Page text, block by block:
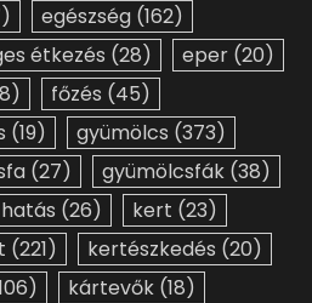
egészség (162)
étkezés (28) eper (20)
főzés (45)
(19) gyümölcs (373)
(27) gyümölcsfák (38)
(26) kert (23)
(221) kertészkedés (20)
kártevők (18)